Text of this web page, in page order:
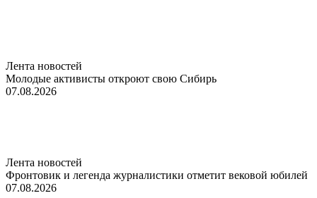
Лента новостей
Молодые активисты откроют свою Сибирь
07.08.2026
Лента новостей
Фронтовик и легенда журналистики отметит вековой юбилей
07.08.2026